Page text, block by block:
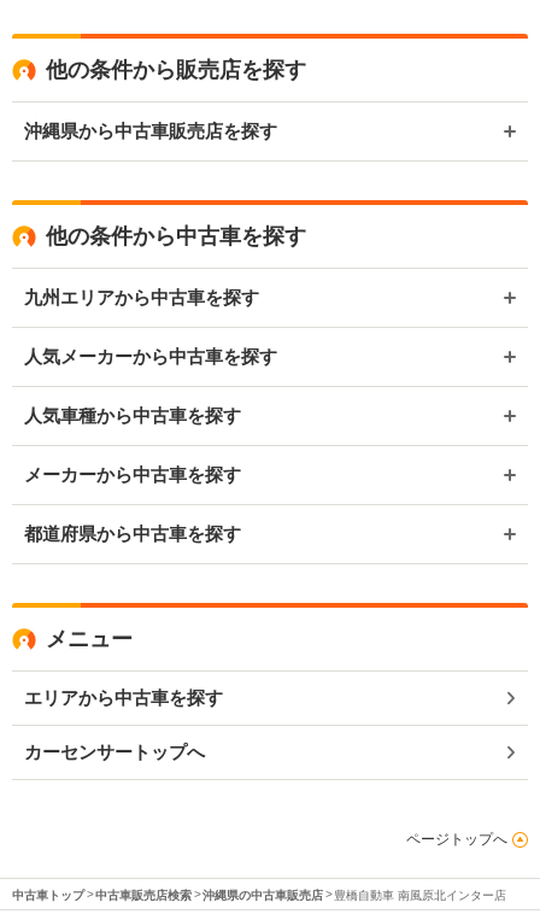
他の条件から販売店を探す
沖縄県から中古車販売店を探す
他の条件から中古車を探す
九州エリアから中古車を探す
人気メーカーから中古車を探す
人気車種から中古車を探す
メーカーから中古車を探す
都道府県から中古車を探す
メニュー
エリアから中古車を探す
カーセンサートップへ
ページトップへ
中古車トップ 中古車販売店検索 沖縄県の中古車販売店 豊橋自動車 南風原北インター店